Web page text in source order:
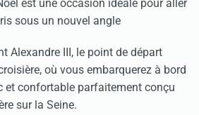
est une occasion idéale pour aller
sous un nouvel angle
Alexandre III, le point de départ
où vous embarquerez à bord
et confortable parfaitement conçu
sur la Seine.